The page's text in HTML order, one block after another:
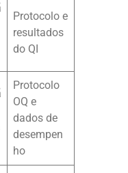
Protocolo e
resultados
do QI
Protocolo
OQ e
dados de
desempen
ho